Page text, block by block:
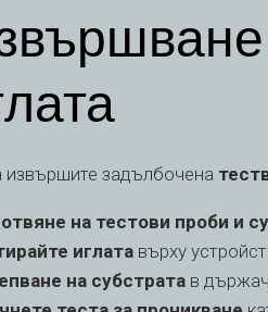
извършите задълбочена
на тестови проби и
иглата върху
на субстрата в